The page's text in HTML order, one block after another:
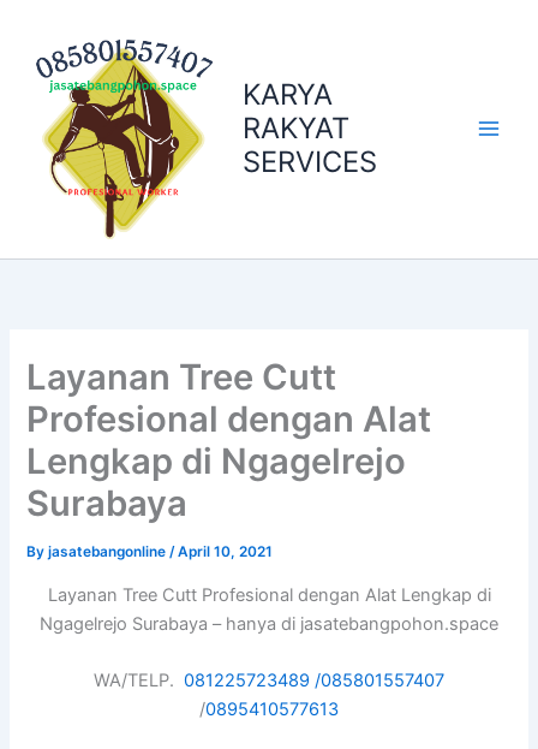
content
KARYA
RAKYAT
SERVICES
Layanan Tree Cutt
Profesional dengan Alat
Lengkap di Ngagelrejo
Surabaya
Byjasatebangonline/April 10, 2021
Layanan Tree Cutt Profesional dengan Alat Lengkap di
Ngagelrejo Surabaya – hanya di jasatebangpohon.space
WA/TELP. 081225723489 /085801557407
/0895410577613